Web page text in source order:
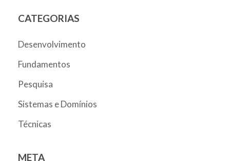
CATEGORIAS
Desenvolvimento
Fundamentos
Pesquisa
Sistemas e Domínios
Técnicas
META